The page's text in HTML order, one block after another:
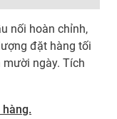
nối hoàn chỉnh,
đặt hàng tối
ngày. Tích